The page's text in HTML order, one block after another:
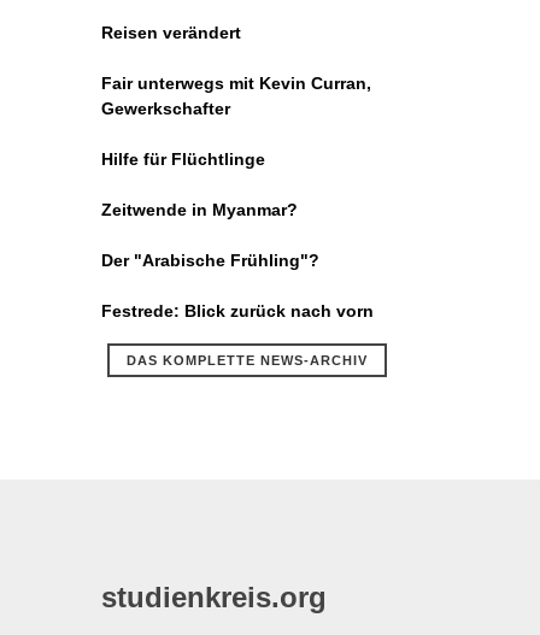
Reisen verändert
Fair unterwegs mit Kevin Curran,
Gewerkschafter
Hilfe für Flüchtlinge
Zeitwende in Myanmar?
Der "Arabische Frühling"?
Festrede: Blick zurück nach vorn
DAS KOMPLETTE NEWS-ARCHIV
studienkreis.org